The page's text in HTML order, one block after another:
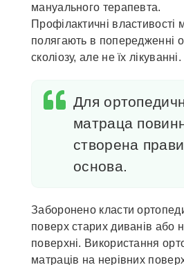
мануального терапевта.
Профілактичні властивості
полягають в попередженні
сколіозу, але не їх лікуванні.
Для
матраца
створена
основа.
Заборонено класти
поверх старих диванів або
поверхні. Використання
матраців на нерівних